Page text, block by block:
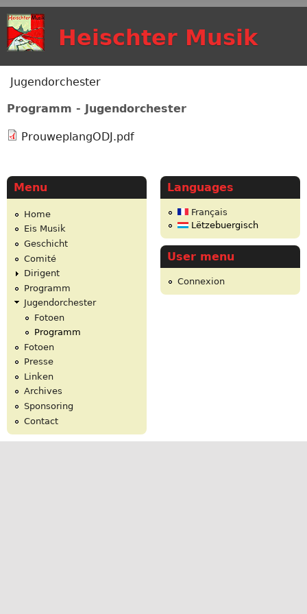
Heischter Musik
You are here
Jugendorchester
Programm - Jugendorchester
ProuweplangODJ.pdf
Menu
Home
Eis Musik
Geschicht
Comité
Dirigent
Programm
Jugendorchester
Fotoen
Programm
Fotoen
Presse
Linken
Archives
Sponsoring
Contact
Languages
Français
Lëtzebuergisch
User menu
Connexion